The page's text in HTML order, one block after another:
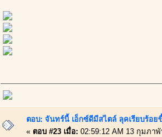
ตอบ: จันทร์นี้ เอ็กซ์ดีมีสไตล์ ลุคเรียบร้อ
« ตอบ #23 เมื่อ: 02:59:12 AM 13 กุมภา